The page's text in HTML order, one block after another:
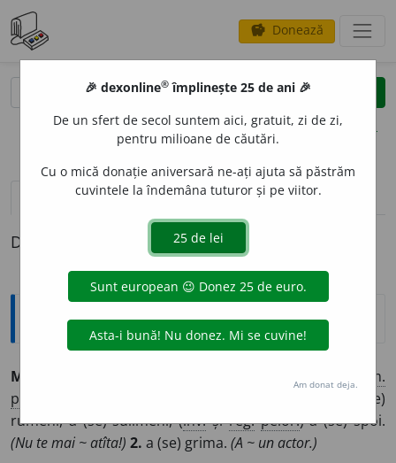
savings Donează
clear
opțiuni
definiții (1) pronunțievolume_up (5)
Definiția cu ID-ul 1002956:
Sinonime
MACHI
fam.
peior.
ge, a (se) picta, a (se)
rumeni, a (se) sulimeni, (înv.șireg. peior.) a (se) spoi.
(Nu te mai ~ atîta!) 2. a (se) grima. (A ~ un actor.)
🎉 dexonline® împlinește 25 de ani 🎉
De un sfert de secol suntem aici, gratuit, zi de zi,
pentru milioane de căutări.
Cu o mică donație aniversară ne-ați ajuta să păstrăm
cuvintele la îndemâna tuturor și pe viitor.
Am donat deja.